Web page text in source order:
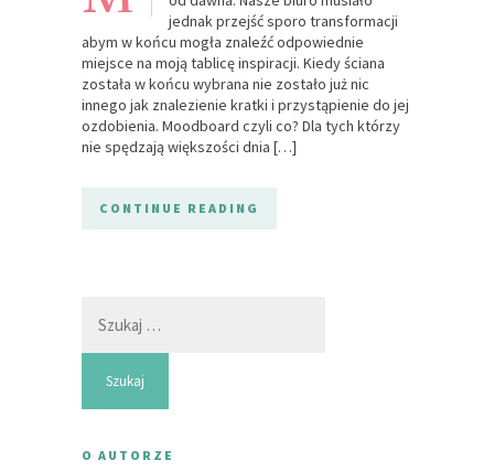
jednak przejść sporo transformacji
abym w końcu mogła znaleźć odpowiednie
miejsce na moją tablicę inspiracji. Kiedy ściana
została w końcu wybrana nie zostało już nic
innego jak znalezienie kratki i przystąpienie do jej
ozdobienia. Moodboard czyli co? Dla tych którzy
nie spędzają większości dnia […]
CONTINUE READING
O AUTORZE